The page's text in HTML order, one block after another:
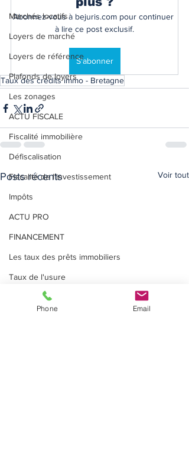
Marchés locatifs
Loyers de marché
Loyers de référence
Plafonds de loyers
Les zonages
ACTU FISCALE
Fiscalité immobilière
Défiscalisation
Fiscalité de l'investissement
Impôts
ACTU PRO
FINANCEMENT
Les taux des prêts immobiliers
Taux de l'usure
Règlementation prêt immo.
Abonnez-vous à bejuris.com pour continuer
à lire ce post exclusif.
S'abonner
Taux des crédits immo - Bretagne
Posts récents Voir tout
Phone Email